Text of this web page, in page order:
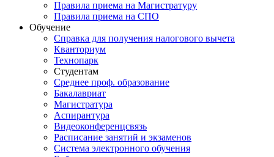
Правила приема на Магистратуру
Правила приема на СПО
Обучение
Справка для получения налогового вычета
Кванториум
Технопарк
Студентам
Cреднее проф. образование
Бакалавриат
Магистратура
Аспирантура
Видеоконференцсвязь
Расписание занятий и экзаменов
Система электронного обучения